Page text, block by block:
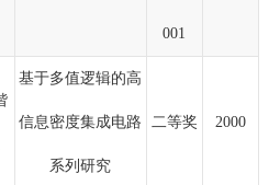
001
基于多值逻辑的高
信息密度集成电路
系列研究
二等奖 2000